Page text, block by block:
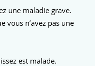
une maladie grave.
vous n’avez pas une
est malade.